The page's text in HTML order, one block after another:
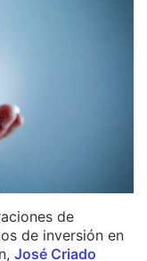
de
de inversión en
José Criado